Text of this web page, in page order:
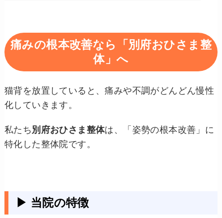
痛みの根本改善なら「別府おひさま整
体」へ
猫背を放置していると、痛みや不調がどんどん慢性
化していきます。
私たち 別府おひさま整体は、「姿勢の根本改善」に
特化した整体院です。
▶ 当院の特徴